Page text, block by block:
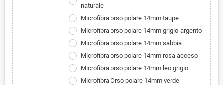
naturale
Microfibra orso polare 14mm taupe
Microfibra orso polare 14mm grigio-argento
Microfibra orso polare 14mm sabbia
Microfibra orso polare 14mm rosa acceso
Microfibra orso polare 14mm leo grigio
Microfibra Orso polare 14mm verde